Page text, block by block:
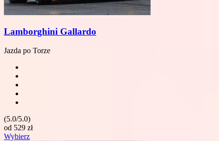
Lamborghini Gallardo
Jazda po Torze
(5.0/5.0)
od 529 zł
Wybierz